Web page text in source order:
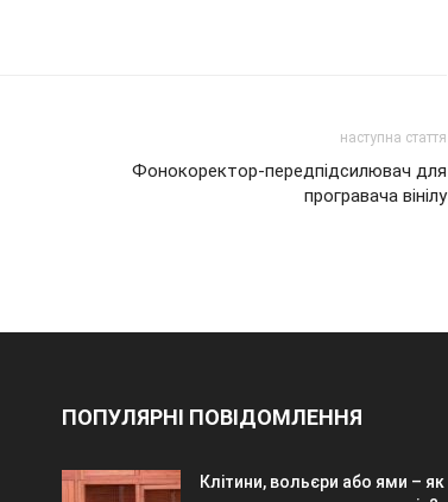
наступна стаття
Фонокоректор-передпідсилювач для
програвача вінілу
ПОПУЛЯРНІ ПОВІДОМЛЕННЯ
Клітини, вольєри або ями – як